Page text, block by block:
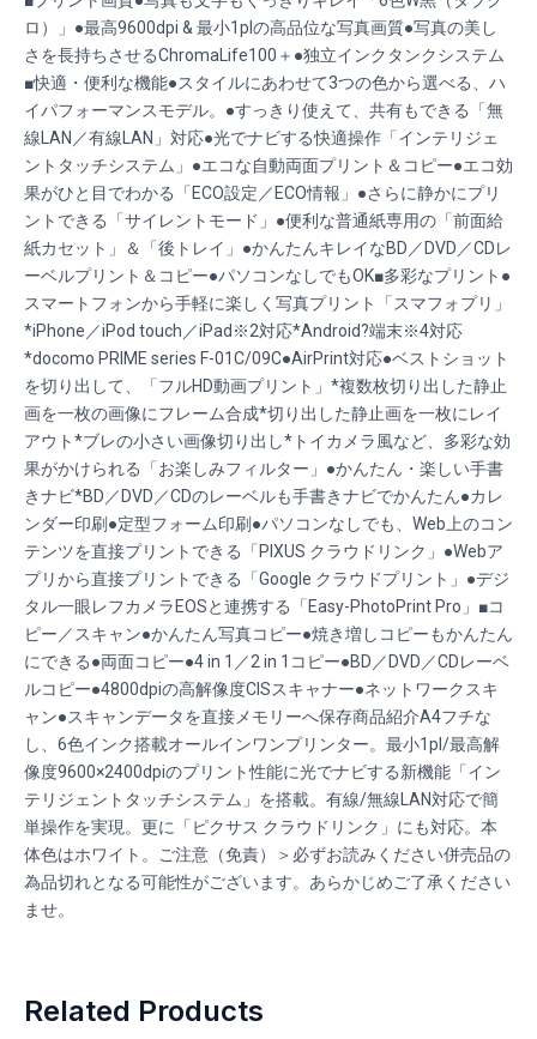
ロ）」●最高9600dpi & 最小1plの高品位な写真画質●写真の美し
さを長持ちさせるChromaLife100＋●独立インクタンクシステム
■快適・便利な機能●スタイルにあわせて3つの色から選べる、ハ
イパフォーマンスモデル。●すっきり使えて、共有もできる「無
線LAN／有線LAN」対応●光でナビする快適操作「インテリジェ
ントタッチシステム」●エコな自動両面プリント＆コピー●エコ効
果がひと目でわかる「ECO設定／ECO情報」●さらに静かにプリ
ントできる「サイレントモード」●便利な普通紙専用の「前面給
紙カセット」＆「後トレイ」●かんたんキレイなBD／DVD／CDレ
ーベルプリント＆コピー●パソコンなしでもOK■多彩なプリント●
スマートフォンから手軽に楽しく写真プリント「スマフォプリ」
*iPhone／iPod touch／iPad※2対応*Android?端末※4対応
*docomo PRIME series F-01C/09C●AirPrint対応●ベストショット
を切り出して、「フルHD動画プリント」*複数枚切り出した静止
画を一枚の画像にフレーム合成*切り出した静止画を一枚にレイ
アウト*ブレの小さい画像切り出し*トイカメラ風など、多彩な効
果がかけられる「お楽しみフィルター」●かんたん・楽しい手書
きナビ*BD／DVD／CDのレーベルも手書きナビでかんたん●カレ
ンダー印刷●定型フォーム印刷●パソコンなしでも、Web上のコン
テンツを直接プリントできる「PIXUS クラウドリンク」●Webア
プリから直接プリントできる「Google クラウドプリント」●デジ
タル一眼レフカメラEOSと連携する「Easy-PhotoPrint Pro」■コ
ピー／スキャン●かんたん写真コピー●焼き増しコピーもかんたん
にできる●両面コピー●4 in 1／2 in 1コピー●BD／DVD／CDレーベ
ルコピー●4800dpiの高解像度CISスキャナー●ネットワークスキ
ャン●スキャンデータを直接メモリーへ保存商品紹介A4フチな
し、6色インク搭載オールインワンプリンター。最小1pl/最高解
像度9600×2400dpiのプリント性能に光でナビする新機能「イン
テリジェントタッチシステム」を搭載。有線/無線LAN対応で簡
単操作を実現。更に「ピクサス クラウドリンク」にも対応。本
体色はホワイト。ご注意（免責）＞必ずお読みください併売品の
為品切れとなる可能性がございます。あらかじめご了承ください
ませ。
Related Products